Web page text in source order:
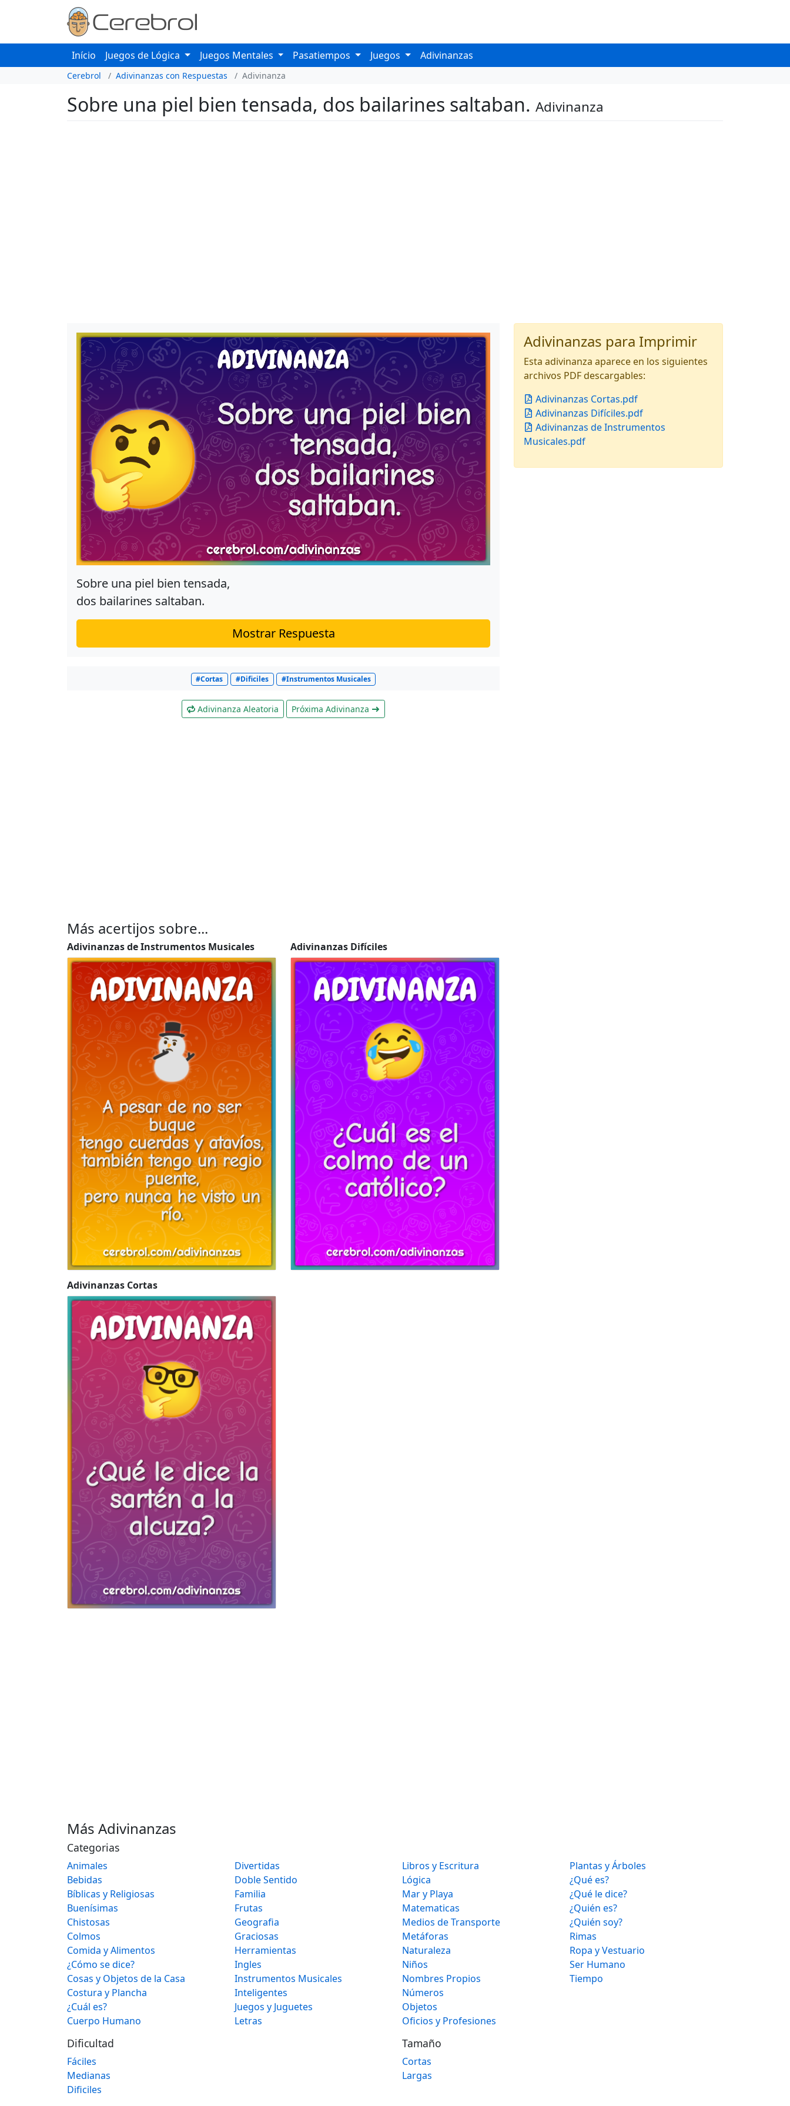
Início Juegos de Lógica Juegos Mentales Pasatiempos Juegos Adivinanzas
Cerebrol Adivinanzas con Respuestas Adivinanza
Sobre una piel bien tensada, dos bailarines saltaban. Adivinanza
Sobre una piel bien tensada,
dos bailarines saltaban.
Mostrar Respuesta
#Cortas #Dificiles #Instrumentos Musicales
Adivinanza Aleatoria Próxima Adivinanza
Adivinanzas para Imprimir
Esta adivinanza aparece en los siguientes
archivos PDF descargables:
Adivinanzas Cortas.pdf
Adivinanzas Difíciles.pdf
Adivinanzas de Instrumentos
Musicales.pdf
Más acertijos sobre...
Adivinanzas de Instrumentos Musicales Adivinanzas Difíciles
Adivinanzas Cortas
Más Adivinanzas
Categorias
Animales
Bebidas
Bíblicas y Religiosas
Buenísimas
Chistosas
Colmos
Comida y Alimentos
¿Cómo se dice?
Cosas y Objetos de la Casa
Costura y Plancha
¿Cuál es?
Cuerpo Humano
Divertidas
Doble Sentido
Familia
Frutas
Geografia
Graciosas
Herramientas
Ingles
Instrumentos Musicales
Inteligentes
Juegos y Juguetes
Letras
Libros y Escritura
Lógica
Mar y Playa
Matematicas
Medios de Transporte
Metáforas
Naturaleza
Niños
Nombres Propios
Números
Objetos
Oficios y Profesiones
Plantas y Árboles
¿Qué es?
¿Qué le dice?
¿Quién es?
¿Quién soy?
Rimas
Ropa y Vestuario
Ser Humano
Tiempo
Dificultad
Fáciles
Medianas
Dificiles
Tamaño
Cortas
Largas